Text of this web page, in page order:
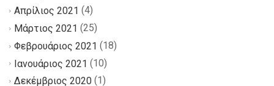
Απρίλιος 2021 (4)
Μάρτιος 2021 (25)
Φεβρουάριος 2021 (18)
Ιανουάριος 2021 (10)
Δεκέμβριος 2020 (1)